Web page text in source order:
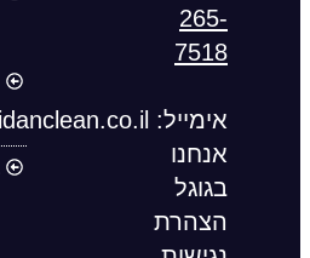
265-
7518
אימייל:
אנחנו
בגוגל
הצהרת